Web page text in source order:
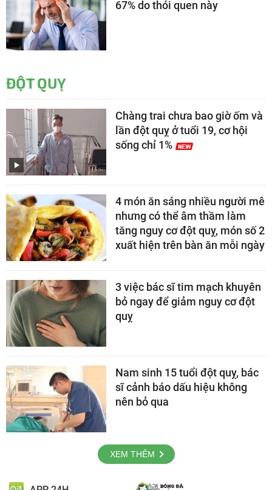
67% do thói quen này
ĐỘT QUỴ
Chàng trai chưa bao giờ ốm và
lần đột quỵ ở tuổi 19, cơ hội
sống chỉ 1%
4 món ăn sáng nhiều người mê
nhưng có thể âm thầm làm
tăng nguy cơ đột quỵ, món số 2
xuất hiện trên bàn ăn mỗi ngày
3 việc bác sĩ tim mạch khuyên
bỏ ngay để giảm nguy cơ đột
quỵ
Nam sinh 15 tuổi đột quỵ, bác
sĩ cảnh báo dấu hiệu không
nên bỏ qua
XEM THÊM